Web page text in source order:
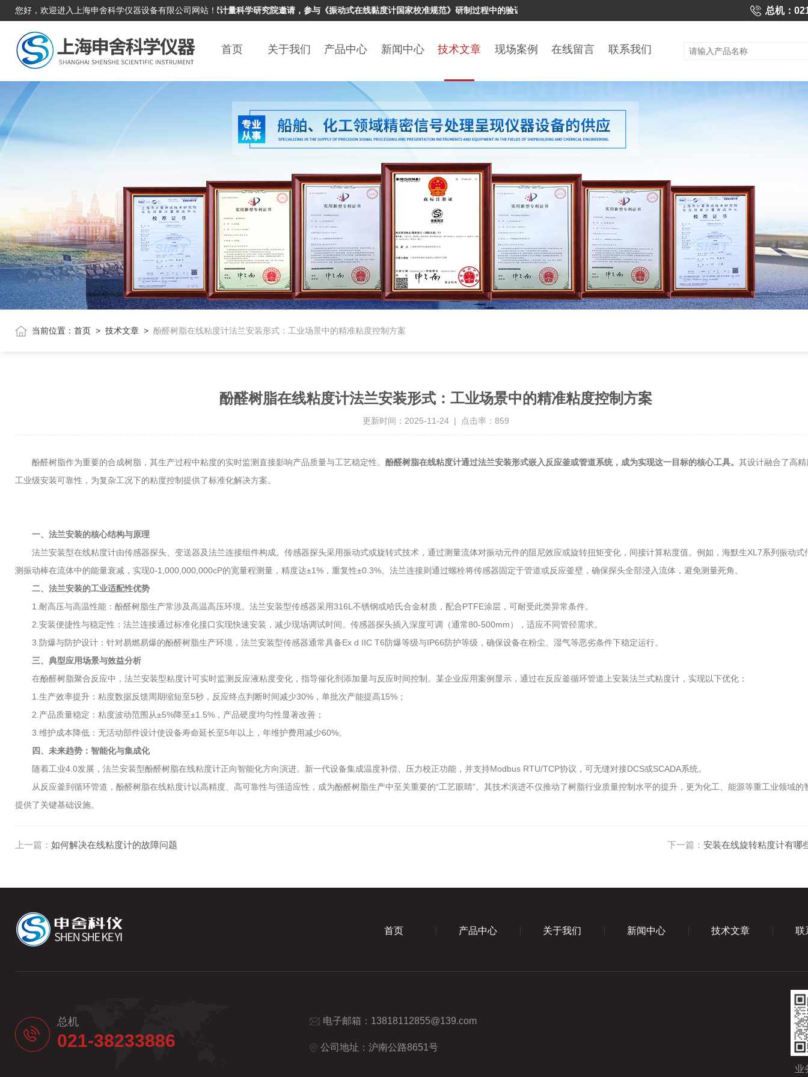
您好，欢迎进入上海申舍科学仪器设备有限公司网站！本单位积极响应国家计量科学研究院邀请，参与《振动式在线黏度计国家校准规范》研制过程中的验证试验工作，高效完成振动式在线黏度计指标测试，所提供的真实可靠数据为校准
总机：
首页 关于我们 产品中心 新闻中心 技术文章 现场案例 在线留言 联系我们
当前位置： 首页 > 技术文章 > 酚醛树脂在线粘度计法兰安装形式：工业场景中的精准粘度控制方案
酚醛树脂在线粘度计法兰安装形式：工业场景中的精准粘度控制方案
更新时间：2025-11-24 | 点击率：859
酚醛树脂作为重要的合成树脂，其生产过程中粘度的实时监测直接影响产品质量与工艺稳定性。 酚醛树脂在线粘度计通过法兰安装形式嵌入反应釜或管道系统，成为实现这一目标的核心工具。 其设计融合了高
工业级安装可靠性，为复杂工况下的粘度控制提供了标准化解决方案。
一、法兰安装的核心结构与原理
法兰安装型在线粘度计由传感器探头、变送器及法兰连接组件构成。传感器探头采用振动式或旋转式技术，通过测量流体对振动元件的阻尼效应或旋转扭矩变化，间接计算粘度值。例如，海默生XL7系列振动式
测振动棒在流体中的能量衰减，实现0-1,000,000,000cP的宽量程测量，精度达±1%，重复性±0.3%。法兰连接则通过螺栓将传感器固定于管道或反应釜壁，确保探头全部浸入流体，避免测量死角。
二、法兰安装的工业适配性优势
1.耐高压与高温性能：酚醛树脂生产常涉及高温高压环境。法兰安装型传感器采用316L不锈钢或哈氏合金材质，配合PTFE涂层，可耐受此类异常条件。
2.安装便捷性与稳定性：法兰连接通过标准化接口实现快速安装，减少现场调试时间。传感器探头插入深度可调（通常80-500mm），适应不同管径需求。
3.防爆与防护设计：针对易燃易爆的酚醛树脂生产环境，法兰安装型传感器通常具备Ex d IIC T6防爆等级与IP66防护等级，确保设备在粉尘、湿气等恶劣条件下稳定运行。
三、典型应用场景与效益分析
在酚醛树脂聚合反应中，法兰安装型粘度计可实时监测反应液粘度变化，指导催化剂添加量与反应时间控制。某企业应用案例显示，通过在反应釜循环管道上安装法兰式粘度计，实现以下优化：
1.生产效率提升：粘度数据反馈周期缩短至5秒，反应终点判断时间减少30%，单批次产能提高15%；
2.产品质量稳定：粘度波动范围从±5%降至±1.5%，产品硬度均匀性显著改善；
3.维护成本降低：无活动部件设计使设备寿命延长至5年以上，年维护费用减少60%。
四、未来趋势：智能化与集成化
随着工业4.0发展，法兰安装型酚醛树脂在线粘度计正向智能化方向演进。新一代设备集成温度补偿、压力校正功能，并支持Modbus RTU/TCP协议，可无缝对接DCS或SCADA系统。
从反应釜到循环管道，酚醛树脂在线粘度计以高精度、高可靠性与强适应性，成为酚醛树脂生产中至关重要的“工艺眼睛”。其技术演进不仅推动了树脂行业质量控制水平的提升，更为化工、能源等重工业领域的
提供了关键基础设施。
上一篇： 如何解决在线粘度计的故障问题 下一篇： 安装在线旋转粘度计有哪
首页 产品中心 关于我们 新闻中心 技术文章 联
总机
021-38233886
电子邮箱： 13818112855@139.com
公司地址：沪南公路8651号
业